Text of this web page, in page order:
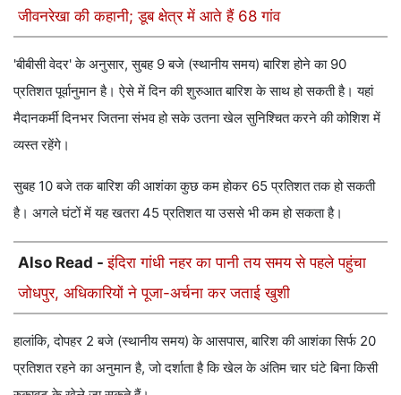
जीवनरेखा की कहानी; डूब क्षेत्र में आते हैं 68 गांव
'बीबीसी वेदर' के अनुसार, सुबह 9 बजे (स्थानीय समय) बारिश होने का 90
प्रतिशत पूर्वानुमान है। ऐसे में दिन की शुरुआत बारिश के साथ हो सकती है। यहां
मैदानकर्मी दिनभर जितना संभव हो सके उतना खेल सुनिश्चित करने की कोशिश में
व्यस्त रहेंगे।
सुबह 10 बजे तक बारिश की आशंका कुछ कम होकर 65 प्रतिशत तक हो सकती
है। अगले घंटों में यह खतरा 45 प्रतिशत या उससे भी कम हो सकता है।
Also Read -इंदिरा गांधी नहर का पानी तय समय से पहले पहुंचा
जोधपुर, अधिकारियों ने पूजा-अर्चना कर जताई खुशी
हालांकि, दोपहर 2 बजे (स्थानीय समय) के आसपास, बारिश की आशंका सिर्फ 20
प्रतिशत रहने का अनुमान है, जो दर्शाता है कि खेल के अंतिम चार घंटे बिना किसी